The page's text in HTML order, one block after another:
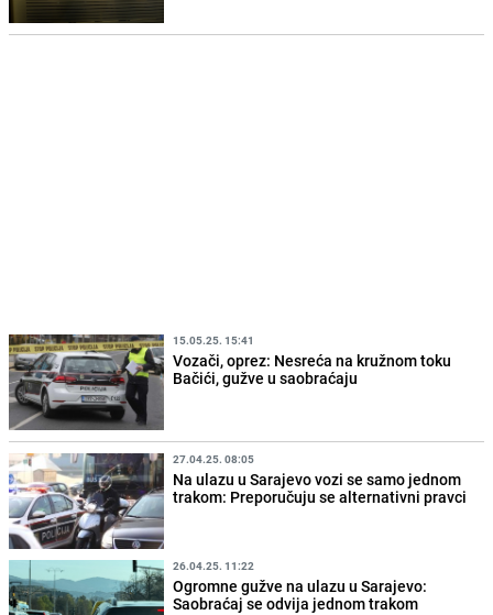
15.05.25. 15:41
Vozači, oprez: Nesreća na kružnom toku
Bačići, gužve u saobraćaju
27.04.25. 08:05
Na ulazu u Sarajevo vozi se samo jednom
trakom: Preporučuju se alternativni pravci
26.04.25. 11:22
Ogromne gužve na ulazu u Sarajevo:
Saobraćaj se odvija jednom trakom